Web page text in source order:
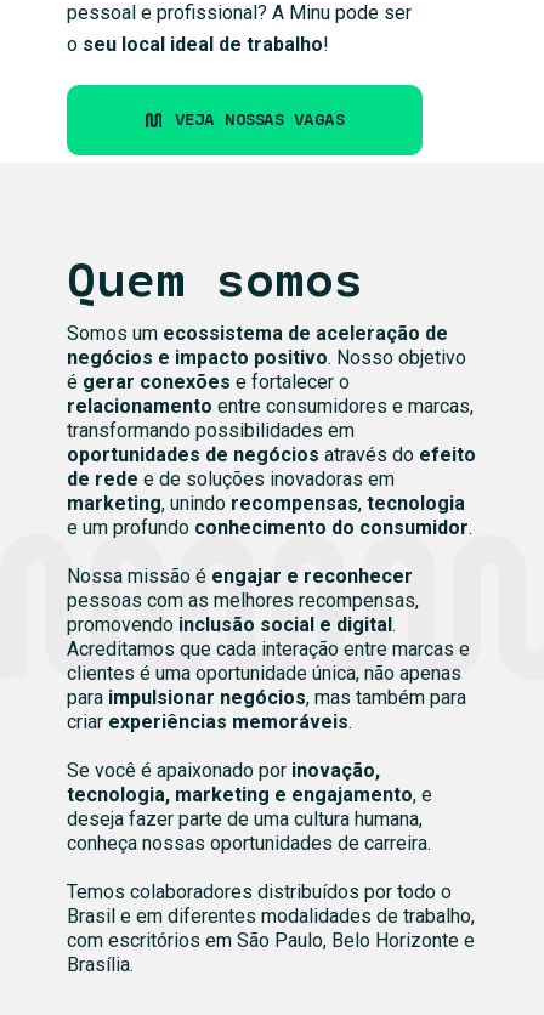
pessoal e profissional? A Minu pode ser
o seu local ideal de trabalho!
VEJA NOSSAS VAGAS
Quem somos
Somos um ecossistema de aceleração de
negócios e impacto positivo. Nosso objetivo
é gerar conexões e fortalecer o
relacionamento entre consumidores e marcas,
transformando possibilidades em
oportunidades de negócios através do efeito
de rede e de soluções inovadoras em
marketing, unindo recompensas, tecnologia
e um profundo conhecimento do consumidor.
Nossa missão é engajar e reconhecer
pessoas com as melhores recompensas,
promovendo inclusão social e digital.
Acreditamos que cada interação entre marcas e
clientes é uma oportunidade única, não apenas
paraimpulsionar negócios, mas também para
criar experiências memoráveis.
Se você é apaixonado porinovação,
tecnologia, marketing e engajamento, e
deseja fazer parte de uma cultura humana,
conheça nossas oportunidades de carreira.
Temos colaboradores distribuídos por todo o
Brasil e em diferentes modalidades de trabalho,
com escritórios em São Paulo, Belo Horizonte e
Brasília.